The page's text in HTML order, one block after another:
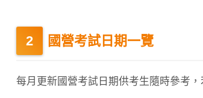
國營考試日期一覽
每月更新國營考試日期供考生隨時參考